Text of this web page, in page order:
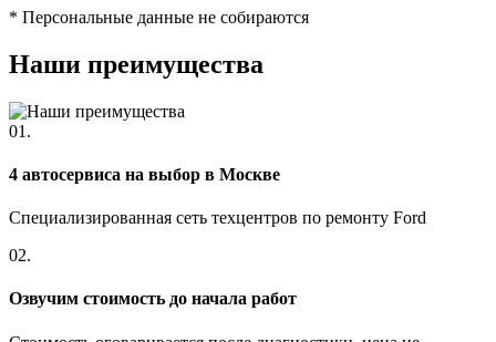
* Персональные данные не собираются
Наши преимущества
01.
4 автосервиса на выбор в Москве
Специализированная сеть техцентров по ремонту Ford
02.
Озвучим стоимость до начала работ